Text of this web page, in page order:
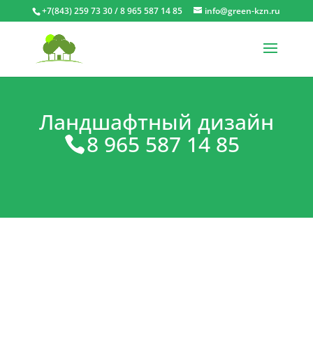
+7(843) 259 73 30 / 8 965 587 14 85 info@green-kzn.ru
Ландшафтный дизайн
8 965 587 14 85